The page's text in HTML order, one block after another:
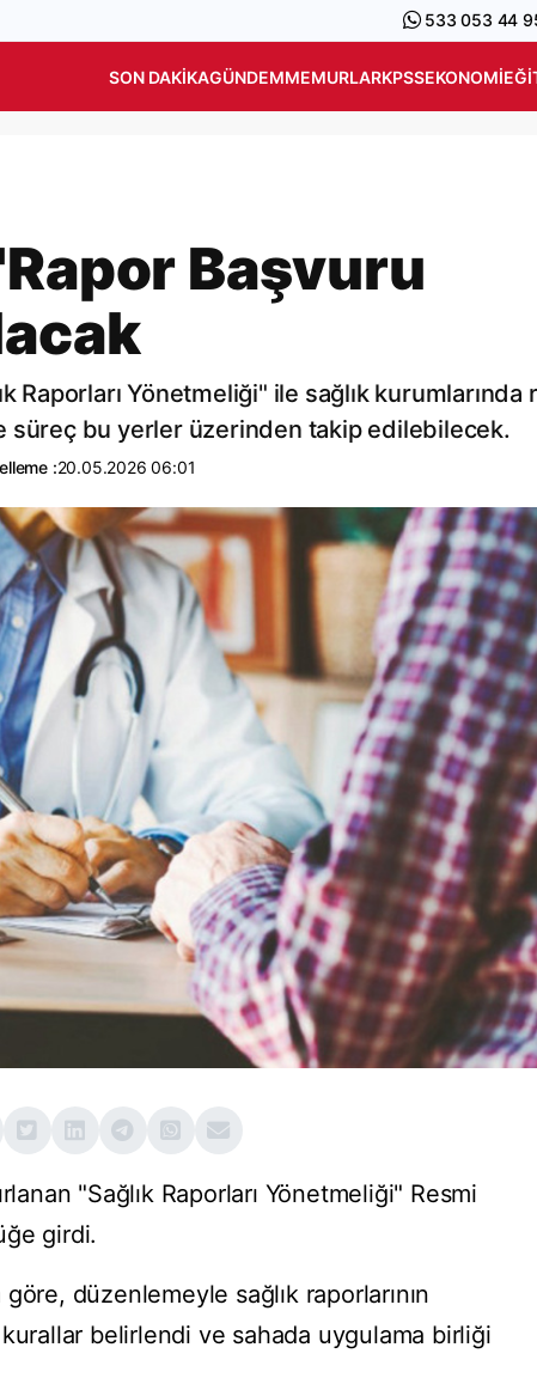
533 053 44
SON DAKIKAGÜNDEMMEMURLARKPSSEKONOMI
Başvuru
Raporları Yönetmeliği" ile sağlık kurumlarında
süreç bu yerler üzerinden takip edilebilecek.
:20.05.2026 06:01
"Sağlık Raporları Yönetmeliği" Resmi
girdi.
düzenlemeyle sağlık raporlarının
belirlendi ve sahada uygulama birliği